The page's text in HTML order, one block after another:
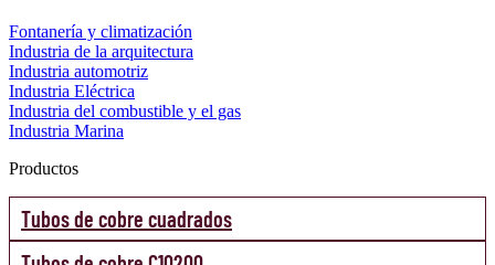
Fontanería y climatización
Industria de la arquitectura
Industria automotriz
Industria Eléctrica
Industria del combustible y el gas
Industria Marina
Productos
Tubos de cobre cuadrados